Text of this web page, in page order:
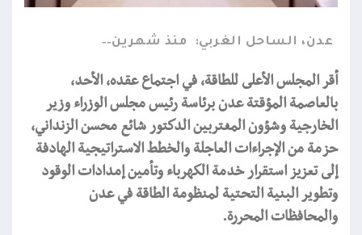
عدن، الساحل الغربي: منذ شهرين
أقر المجلس الأعلى للطاقة، في اجتماع عقده، الأحد،
بالعاصمة المؤقتة عدن برئاسة رئيس مجلس الوزراء وزير
الخارجية وشؤون المغتربين الدكتور شائع محسن الزنداني،
حزمة من الإجراءات العاجلة والخطط الاستراتيجية الهادفة
إلى تعزيز استقرار خدمة الكهرباء وتأمين إمدادات الوقود
وتطوير البنية التحتية لمنظومة الطاقة في عدن
والمحافظات المحررة.